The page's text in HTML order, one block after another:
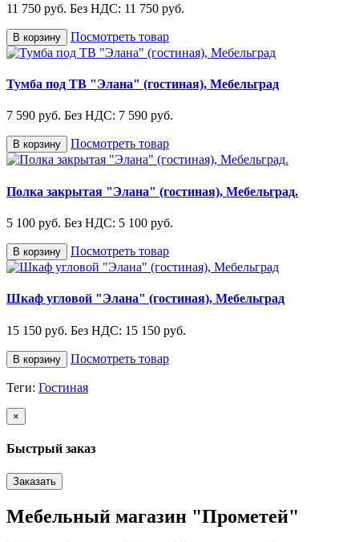
11 750 руб. Без НДС: 11 750 руб.
В корзину Посмотреть товар
Тумба под ТВ "Элана" (гостиная), Мебельград
7 590 руб. Без НДС: 7 590 руб.
В корзину Посмотреть товар
Полка закрытая "Элана" (гостиная), Мебельград.
5 100 руб. Без НДС: 5 100 руб.
В корзину Посмотреть товар
Шкаф угловой "Элана" (гостиная), Мебельград
15 150 руб. Без НДС: 15 150 руб.
В корзину Посмотреть товар
Теги: Гостиная
×
Быстрый заказ
Заказать
Мебельный магазин "Прометей"